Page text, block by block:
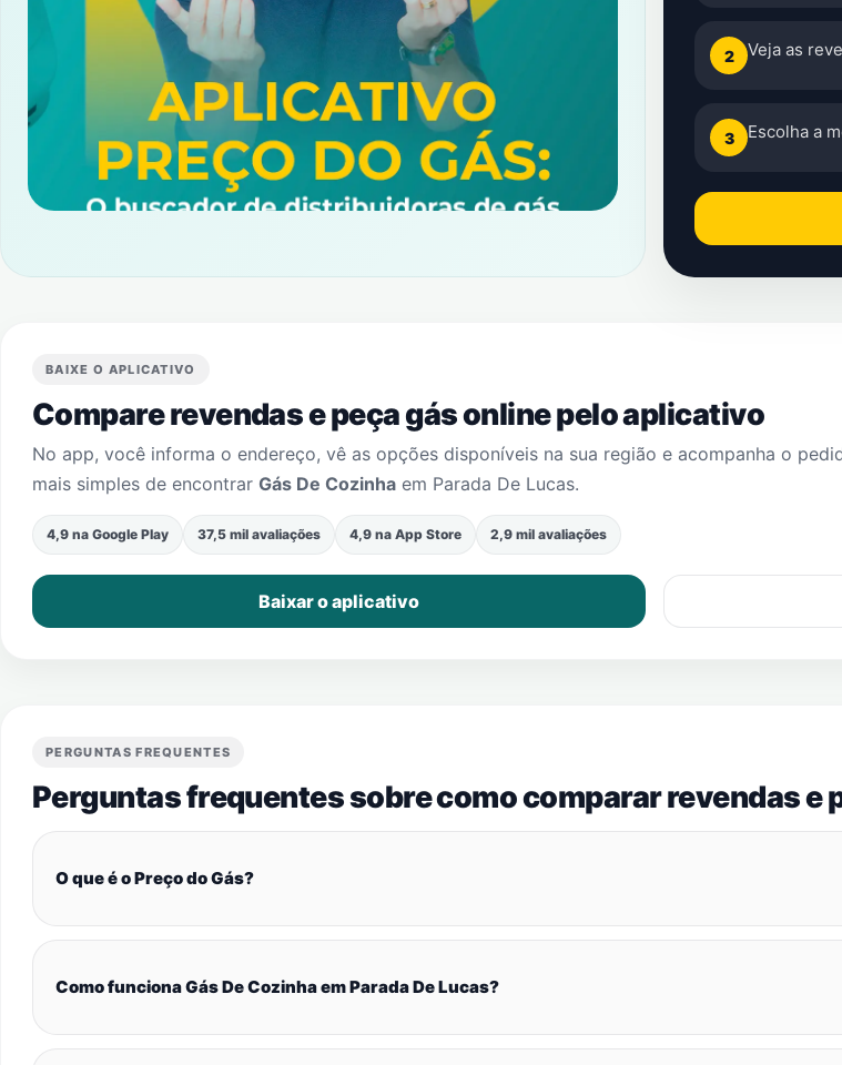
2 Veja as
3 Escolha a
BAIXE O APLICATIVO
Compare revendas e peça gás online pelo aplicativo
No app, você informa o endereço, vê as opções disponíveis na sua região e acompanha o
mais simples de encontrar Gás De Cozinha em Parada De Lucas.
4,9 na Google Play 37,5 mil avaliações 4,9 na App Store 2,9 mil avaliações
Baixar o aplicativo
PERGUNTAS FREQUENTES
Perguntas frequentes sobre como comparar revendas e
O que é o Preço do Gás?
Como funciona Gás De Cozinha em Parada De Lucas?